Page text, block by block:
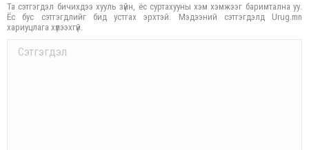
Та сэтгэгдэл бичихдээ хууль зүйн, ёс суртахууны хэм хэмжээг баримтална уу.
Ёс бус сэтгэгдлийг бид устгах эрхтэй. Мэдээний сэтгэгдэлд Urug.mn
хариуцлага хүлээхгүй.
Comment